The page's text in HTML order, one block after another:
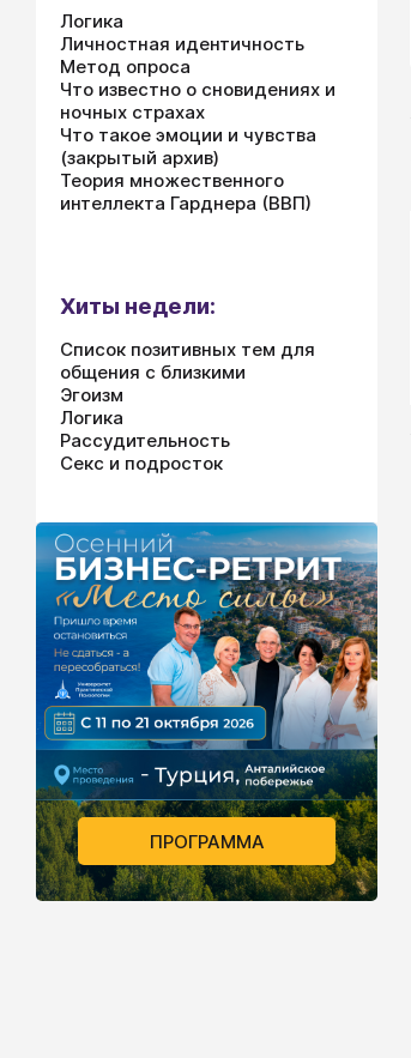
Логика
Личностная идентичность
Метод опроса
Что известно о сновидениях и
ночных страхах
Что такое эмоции и чувства
(закрытый архив)
Теория множественного
интеллекта Гарднера (ВВП)
Хиты недели:
Список позитивных тем для
общения с близкими
Эгоизм
Логика
Рассудительность
Секс и подросток
ПРОГРАММА